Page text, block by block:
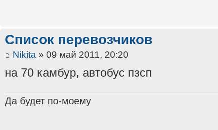
Список перевозчиков
Nikita » 09 май 2011, 20:20
на 70 камбур, автобус пзсп
Да будет по-моему